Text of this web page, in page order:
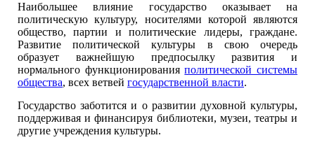
Наибольшее влияние государство оказывает на
политическую культуру, носителями которой являются
общество, партии и политические лидеры, граждане.
Развитие политической культуры в свою очередь
образует важнейшую предпосылку развития и
нормального функционированияполитической системы
общества, всех ветвей государственной власти.
Государство заботится и о развитии духовной культуры,
поддерживая и финансируя библиотеки, музеи, театры и
другие учреждения культуры.